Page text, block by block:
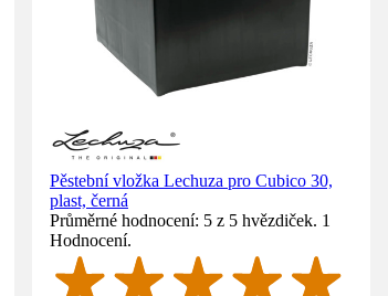
Pěstební vložka Lechuza pro Cubico 30,
plast, černá
Průměrné hodnocení: 5 z 5 hvězdiček. 1
Hodnocení.